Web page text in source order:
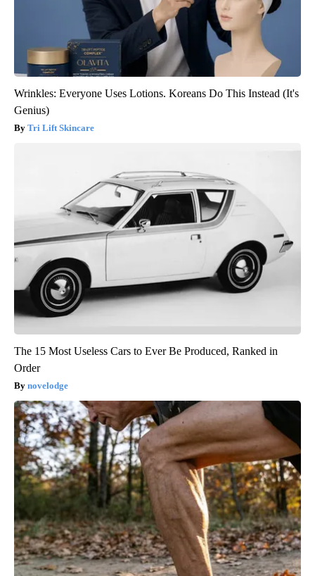
Wrinkles: Everyone Uses Lotions. Koreans Do This Instead (It's
Genius)
Tri Lift Skincare
The 15 Most Useless Cars to Ever Be Produced, Ranked in
Order
novelodge